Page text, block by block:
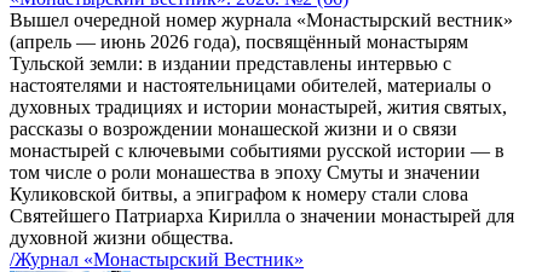
Вышел очередной номер журнала «Монастырский вестник»
(апрель — июнь 2026 года), посвящённый монастырям
Тульской земли: в издании представлены интервью с
настоятелями и настоятельницами обителей, материалы о
духовных традициях и истории монастырей, жития святых,
рассказы о возрождении монашеской жизни и о связи
монастырей с ключевыми событиями русской истории — в
том числе о роли монашества в эпоху Смуты и значении
Куликовской битвы, а эпиграфом к номеру стали слова
Святейшего Патриарха Кирилла о значении монастырей для
духовной жизни общества.
/Журнал «Монастырский Вестник»